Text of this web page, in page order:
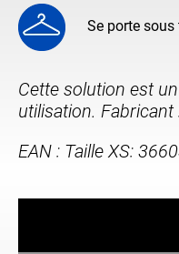
Se porte
Cette solution est
utilisation.
EAN : Taille XS: